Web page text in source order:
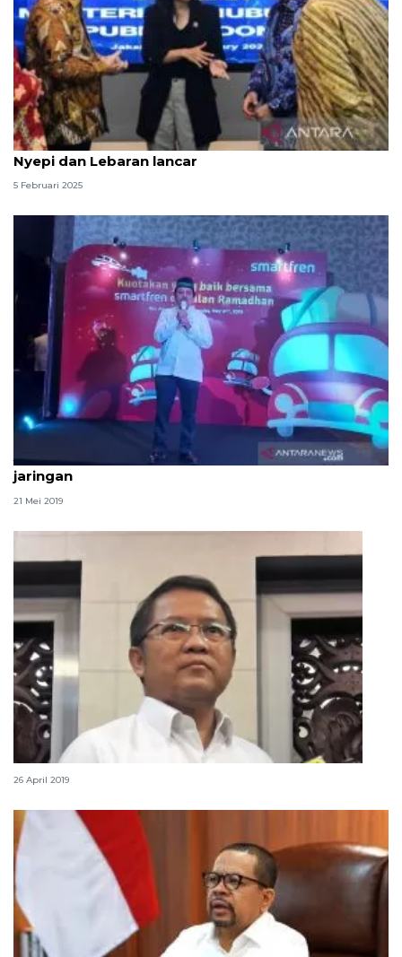
Kemkomdigi-Kemenhub sinergi pastikan libur
Nyepi dan Lebaran lancar
5 Februari 2025
Jamin sinyal mudik, Smartfren tambah kapasitas
jaringan
21 Mei 2019
Kominfo pastikan sinyal 4G lancar di jalur mudik
26 April 2019